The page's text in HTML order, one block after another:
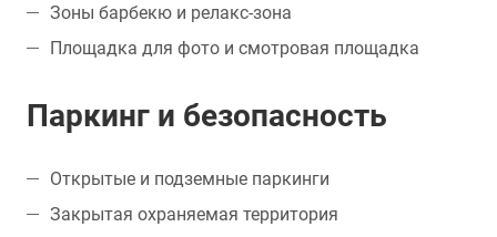
Зоны барбекю и релакс-зона
Площадка для фото и смотровая площадка
Паркинг и безопасность
Открытые и подземные паркинги
Закрытая охраняемая территория